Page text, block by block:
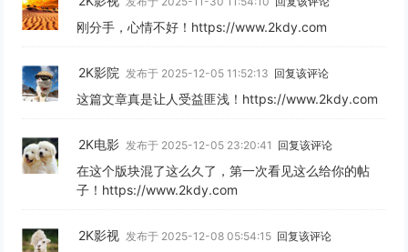
刚分手，心情不好！https://www.2kdy.com
2K影院 发布于 2025-12-05 11:52:13 回复该评论
这篇文章真是让人受益匪浅！https://www.2kdy.com
2K电影 发布于 2025-12-05 23:20:41 回复该评论
在这个版块混了这么久了，第一次看见这么给你的帖
子！https://www.2kdy.com
2K影视 发布于 2025-12-08 05:54:15 回复该评论